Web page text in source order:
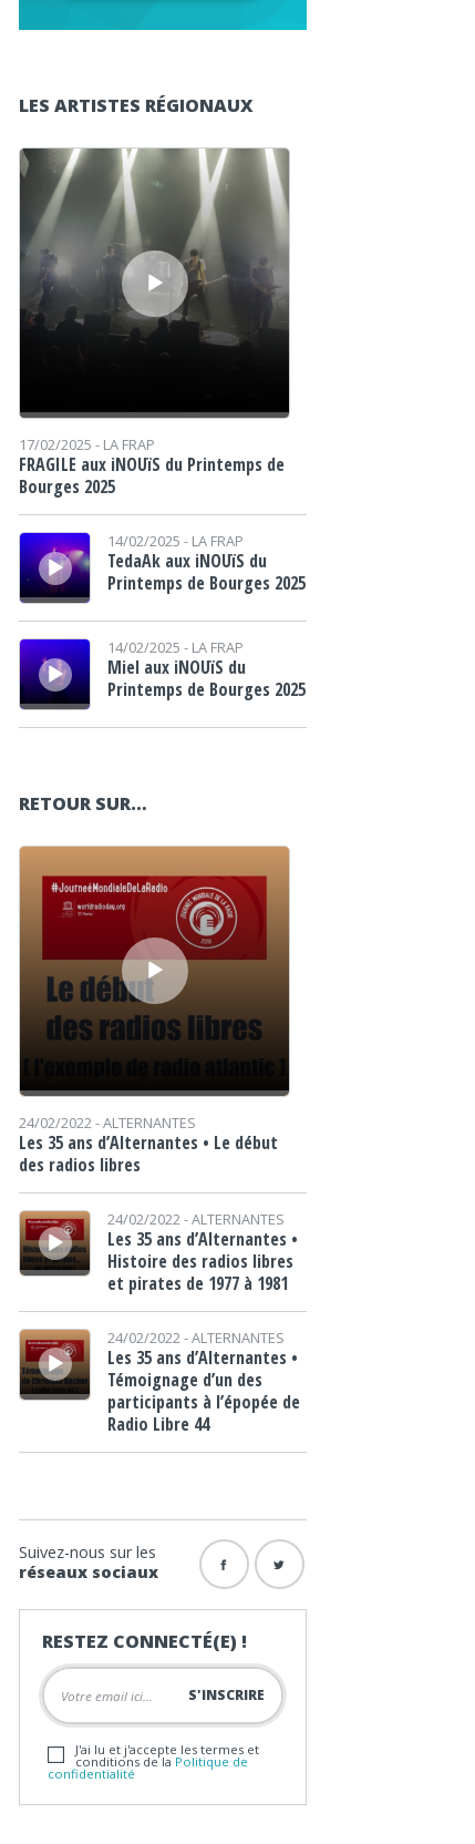
LES ARTISTES RÉGIONAUX
Lecteur audio
17/02/2025 - LA FRAP
FRAGILE aux iNOUïS du Printemps de
Bourges 2025
Lecteur audio
14/02/2025 - LA FRAP
TedaAk aux iNOUïS du
Printemps de Bourges 2025
Lecteur audio 14/02/2025 - LA FRAP
Miel aux iNOUïS du
Printemps de Bourges 2025
RETOUR SUR…
Lecteur audio
24/02/2022 -ALTERNANTES
Les 35 ans d’Alternantes • Le début
des radios libres
Lecteur audio
24/02/2022 -ALTERNANTES
Les 35 ans d’Alternantes •
Histoire des radios libres
et pirates de 1977 à 1981
Lecteur audio
24/02/2022 -ALTERNANTES
Les 35 ans d’Alternantes •
Témoignage d’un des
participants à l’épopée de
Radio Libre 44
Suivez-nous sur les
réseaux sociaux
RESTEZ CONNECTÉ(E) !
J'ai lu et j'accepte les termes et
conditions de la Politique de
confidentialité